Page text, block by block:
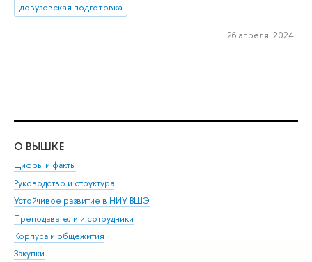
довузовская подготовка
26 апреля 2024
О ВЫШКЕ
Цифры и факты
Руководство и структура
Устойчивое развитие в НИУ ВШЭ
Преподаватели и сотрудники
Корпуса и общежития
Закупки